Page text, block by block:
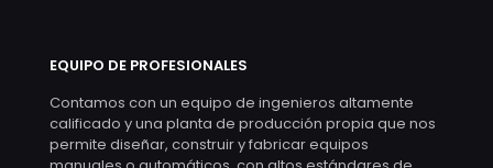
EQUIPO DE PROFESIONALES
Contamos con un equipo de ingenieros altamente
calificado y una planta de producción propia que nos
permite diseñar, construir y fabricar equipos